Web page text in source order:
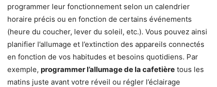
programmer leur fonctionnement selon un calendrier
horaire précis ou en fonction de certains événements
(heure du coucher, lever du soleil, etc.). Vous pouvez ainsi
planifier l’allumage et l’extinction des appareils connectés
en fonction de vos habitudes et besoins quotidiens. Par
exemple, programmer l’allumage de la cafetière tous les
matins juste avant votre réveil ou régler l’éclairage